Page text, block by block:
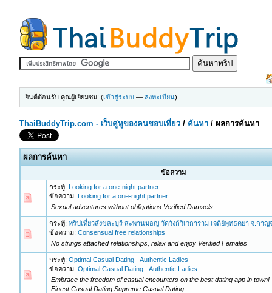
ยินดีต้อนรับ คุณผู้เยี่ยมชม! (เข้าสู่ระบบ — ลงทะเบียน)
ThaiBuddyTrip.com - เว็บคู่หูของคนชอบเที่ยว / ค้นหา /ผลการค้นหา
ผลการค้นหา
ข้อความ
กระทู้:Looking for a one-night partner
ข้อความ:Looking for a one-night partner
Sexual adventures without obligations Verified Damsels
กระทู้:ทริปเที่ยวสังขละบุรี สะพานมอญ วัดวังก์วิเวการาม เจดีย์พุทธคยา จ.กาญ
ข้อความ:Consensual free relationships
No strings attached relationships, relax and enjoy Verified Females
กระทู้:Optimal Сasual Dating - Authentic Ladies
ข้อความ:Optimal Сasual Dating - Authentic Ladies
Embrace the freedom of casual encounters on the best dating app in town!
Finest Сasual Dating Supreme Сasual Dating